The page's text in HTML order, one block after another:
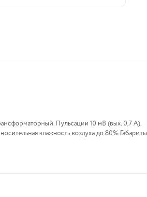
Пульсации 10 мВ (вых. 0,7 А).
влажность воздуха до 80% Габариты